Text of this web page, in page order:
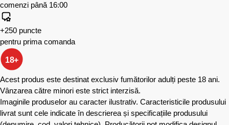
comenzi până 16:00
+250 puncte
pentru prima comanda
18+
Acest produs este destinat exclusiv fumătorilor adulți peste 18 ani.
Vânzarea către minori este strict interzisă.
Imaginile produselor au caracter ilustrativ. Caracteristicile produsului
livrat sunt cele indicate în descrierea și specificațiile produsului